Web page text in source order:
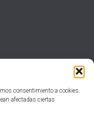
consentimiento a cookies.
afectadas ciertas